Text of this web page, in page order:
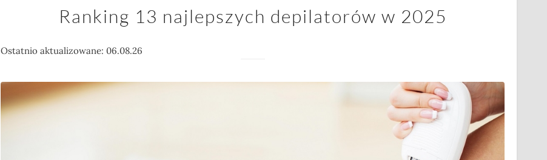
Ranking 13 najlepszych depilatorów w 2025
Ostatnio aktualizowane: 06.08.26